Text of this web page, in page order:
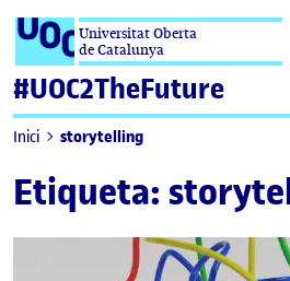
Saltar al contingutUniversitat Oberta
de Catalunya
#UOC2TheFuture
Inici storytelling
Etiqueta: